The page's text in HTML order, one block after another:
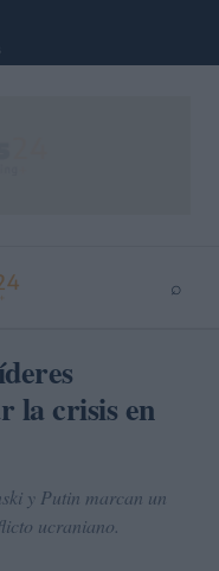
⌕
la crisis en
y Putin marcan un
ucraniano.